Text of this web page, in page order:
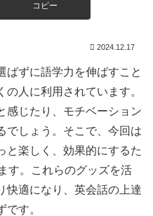
コピー
2024.12.17
ばずに語学力を伸ばすこと
人に利用されています。
感じたり、モチベーション
でしょう。そこで、今回は
と楽しく、効果的にするた
す。これらのグッズを活
快適になり、英会話の上達
す。